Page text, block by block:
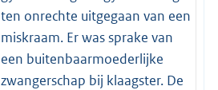
ten onrechte uitgegaan van een
miskraam. Er was sprake van
een buitenbaarmoederlijke
zwangerschap bij klaagster. De